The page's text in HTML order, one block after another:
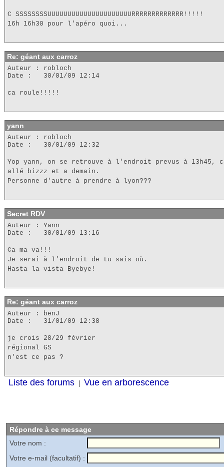
C SSSSSSSSUUUUUUUUUUUUUUUUUUUUURRRRRRRRRRRRR!!!!!
16h 16h30 pour l'apéro quoi...
Re: géant aux carroz
Auteur : robloch
Date : 30/01/09 12:14
ca roule!!!!!
yann
Auteur : robloch
Date : 30/01/09 12:32
Yop yann, on se retrouve à l'endroit prevus à 13h45,
allé bizzz et a demain.
Personne d'autre à prendre à lyon???
Secret RDV
Auteur : Yann
Date : 30/01/09 13:16
Ca ma va!!!
Je serai à l'endroit de tu sais où.
Hasta la vista Byebye!
Re: géant aux carroz
Auteur : benJ
Date : 31/01/09 12:38
je crois 28/29 février
régional GS
n'est ce pas ?
Liste des forums Vue en arborescence
Répondre à ce message
Votre nom :
Votre e-mail (facultatif) :